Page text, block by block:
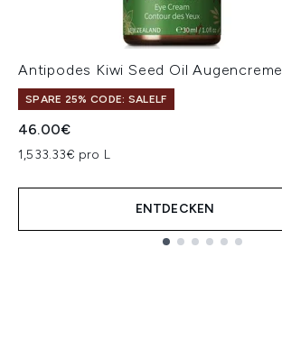
Antipodes Kiwi Seed Oil Augencreme
SPARE 25% CODE: SALELF
46.00€
1,533.33€ pro L
ENTDECKEN